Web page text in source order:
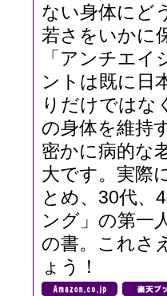
ない身体にど
若さをいかに
「アンチエ
ントは既に日
りだけではな
の身体を維持
密かに病的な
大です。実際
とめ、30代、
ング」の第一
の書。これさ
ょう！